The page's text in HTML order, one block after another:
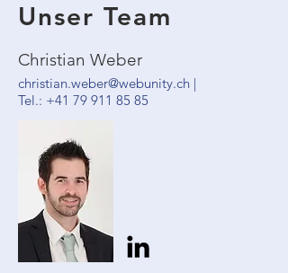
Unser Team
Christian Weber
christian.weber@webunity.ch |
Tel.: +41 79 911 85 85